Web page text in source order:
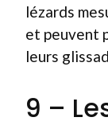
lézards
et peuvent
leurs
9 –